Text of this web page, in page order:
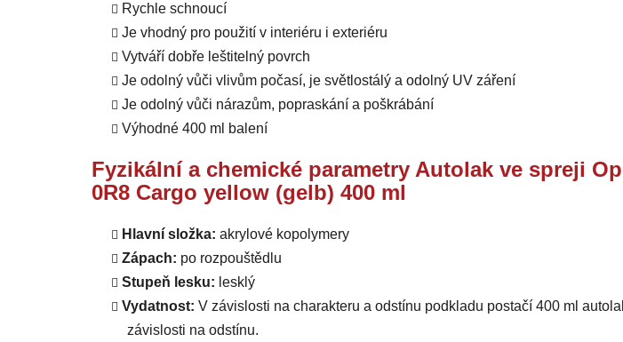
Rychle schnoucí
Je vhodný pro použití v interiéru i exteriéru
Vytváří dobře leštitelný povrch
Je odolný vůči vlivům počasí, je světlostálý a odolný UV záření
Je odolný vůči nárazům, popraskání a poškrábání
Výhodné 400 ml balení
Fyzikální a chemické parametry Autolak ve spreji
0R8 Cargo yellow (gelb) 400 ml
Hlavní složka: akrylové kopolymery
Zápach: po rozpouštědlu
Stupeň lesku: lesklý
Vydatnost: V závislosti na charakteru a odstínu podkladu postačí 400 ml
závislosti na odstínu.